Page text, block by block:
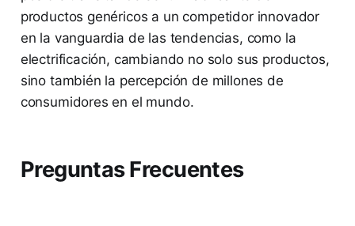
productos genéricos a un competidor innovador
en la vanguardia de las tendencias, como la
electrificación, cambiando no solo sus productos,
sino también la percepción de millones de
consumidores en el mundo.
Preguntas Frecuentes